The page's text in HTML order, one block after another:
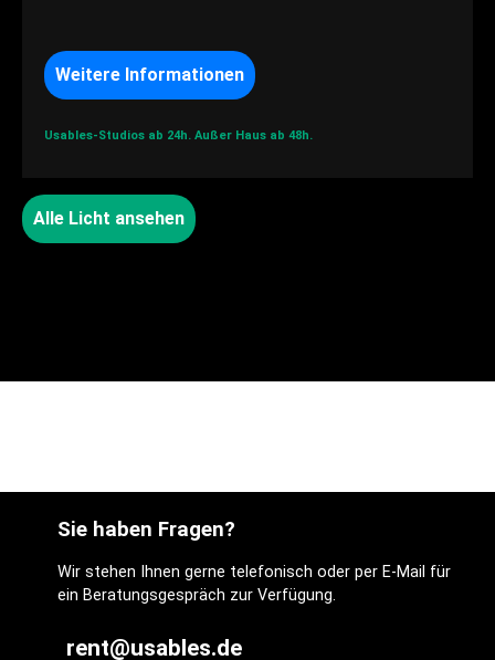
Weitere Informationen
Usables-Studios ab 24h. Außer Haus ab 48h.
Alle Licht ansehen
Sie haben Fragen?
Wir stehen Ihnen gerne telefonisch oder per E-Mail für
ein Beratungsgespräch zur Verfügung.
rent@usables.de